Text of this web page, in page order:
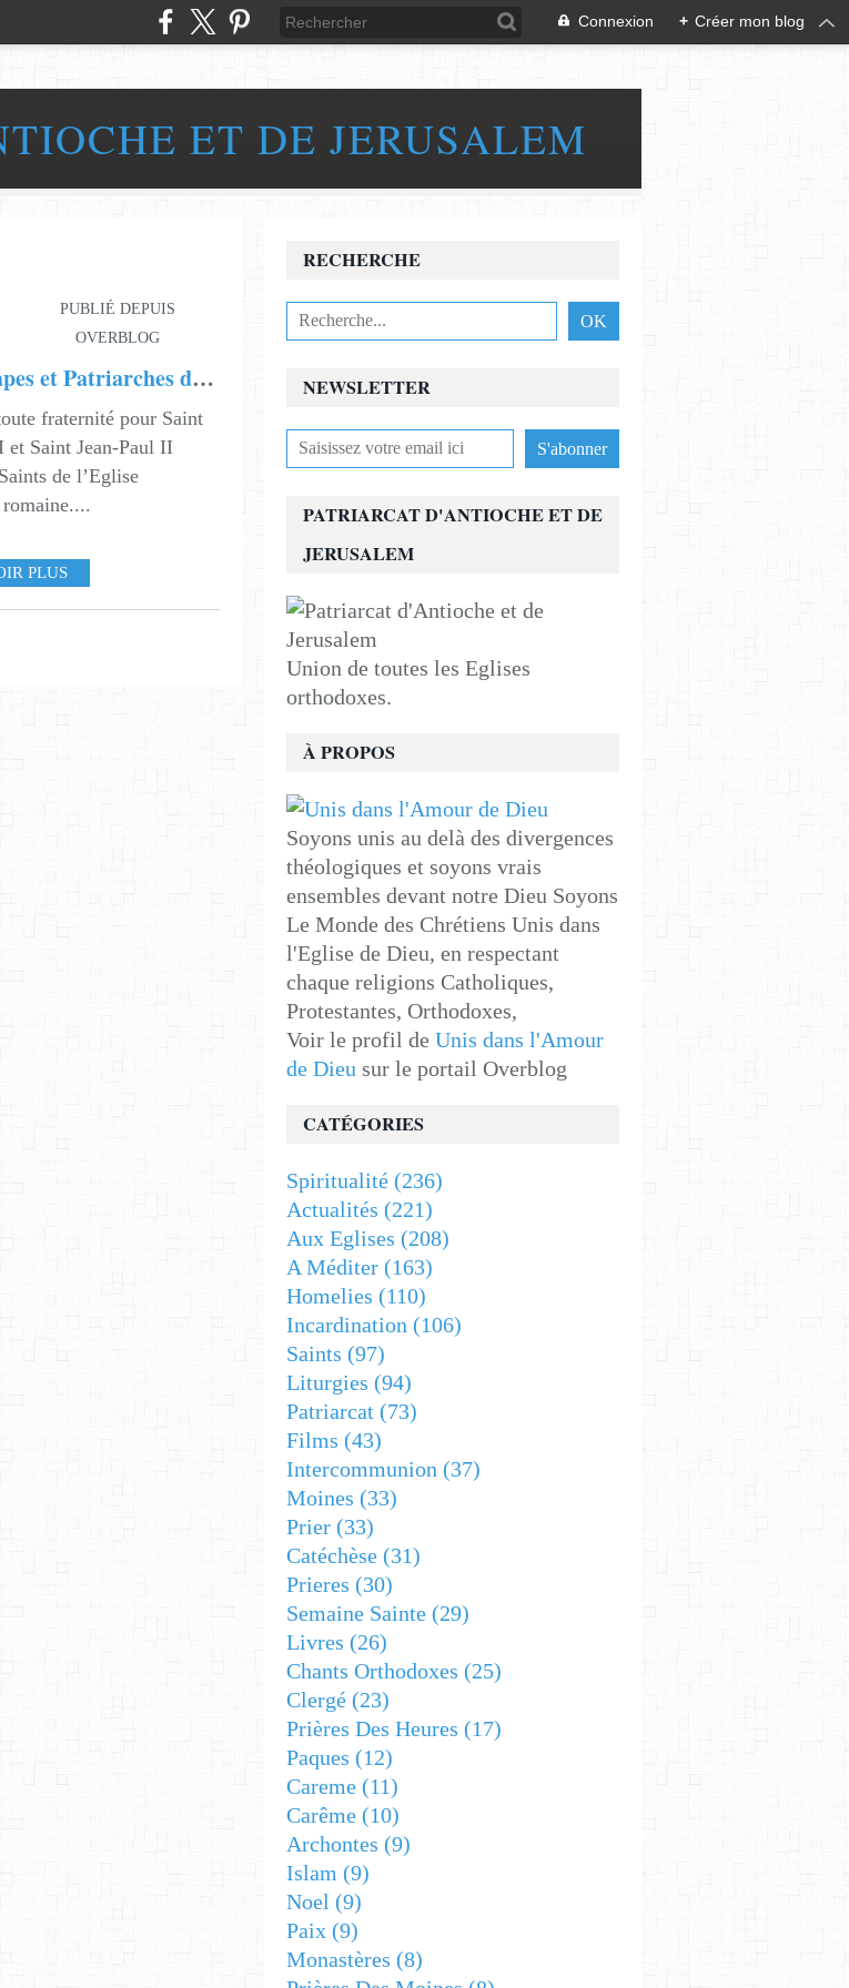
Connexion + Créer mon blog
ET DE JERUSALEM
PUBLIÉ DEPUIS
OVERBLOG
Saints Papes et Patriarches du 33ème degré ?
fraternité pour Saint
Saint Jean-Paul II
de l’Eglise
PLUS
NEWSLETTER
RECHERCHE
PATRIARCAT D'ANTIOCHE ET DE
JERUSALEM
Union de toutes les Eglises
orthodoxes.
À PROPOS
Soyons unis au delà des divergences
théologiques et soyons vrais
ensembles devant notre Dieu Soyons
Le Monde des Chrétiens Unis dans
l'Eglise de Dieu, en respectant
chaque religions Catholiques,
Protestantes, Orthodoxes,
Voir le profil de Unis dans l'Amour
de Dieu sur le portail Overblog
CATÉGORIES
Spiritualité (236)
Actualités (221)
Aux Eglises (208)
A Méditer (163)
Homelies (110)
Incardination (106)
Saints (97)
Liturgies (94)
Patriarcat (73)
Films (43)
Intercommunion (37)
Moines (33)
Prier (33)
Catéchèse (31)
Prieres (30)
Semaine Sainte (29)
Livres (26)
Chants Orthodoxes (25)
Clergé (23)
Prières Des Heures (17)
Paques (12)
Careme (11)
Carême (10)
Archontes (9)
Islam (9)
Noel (9)
Paix (9)
Monastères (8)